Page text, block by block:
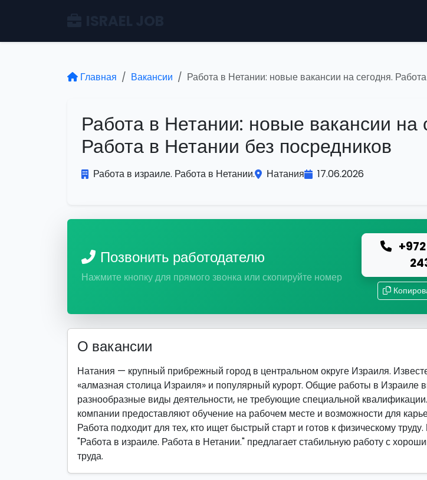
Главная Вакансии Работа в Нетании: новые вакансии на сегодня.
Работа в Нетании: новые вакансии на
Работа в Нетании без посредников
Работа в израиле. Работа в Нетании. Натания 17.06.2026
Позвонить работодателю
Нажмите кнопку для прямого звонка или скопируйте номер
О вакансии
Натания — крупный прибрежный город в центральном округе Израиля.
«алмазная столица Израиля» и популярный курорт. Общие работы в Израиле
разнообразные виды деятельности, не требующие специальной
компании предоставляют обучение на рабочем месте и возможности для
Работа подходит для тех, кто ищет быстрый старт и готов к физическому
"Работа в израиле. Работа в Нетании." предлагает стабильную работу с
труда.